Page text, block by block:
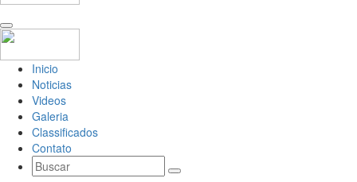
Inicio
Noticias
Videos
Galeria
Classificados
Contato